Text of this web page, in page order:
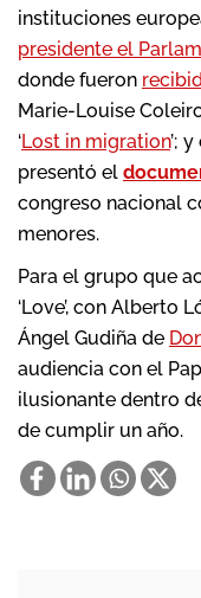
instituciones
presidente el
donde fueron
Marie-Louise
‘Lost in migration’;
presentó el
congreso nacional
menores.
Para el grupo que
‘Love’, con Alberto
Ángel Gudiña de
audiencia con el
ilusionante dentro
de cumplir un año.